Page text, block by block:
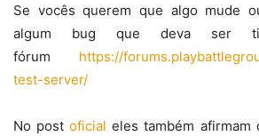
Se vocês querem que algo mude
algum bug que deva ser
fórum https://
test-server/
No postoficial eles também afirmam